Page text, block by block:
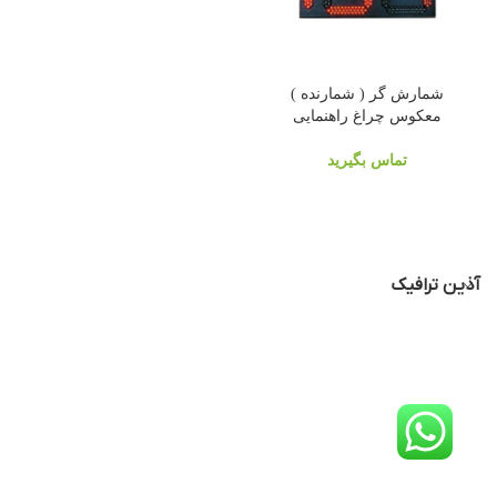
شمارش گر ( شمارنده )
معکوس چراغ راهنمایی
تماس بگیرید
آذین ترافیک